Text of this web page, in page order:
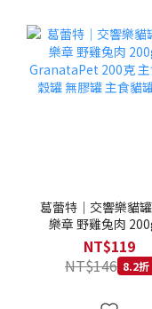
葛蕾特｜交響樂貓
樂章 野雞兔肉
GranataPet 200克
無穀罐 無膠罐 主食貓
罐
NT$119
NT$146 8.2折